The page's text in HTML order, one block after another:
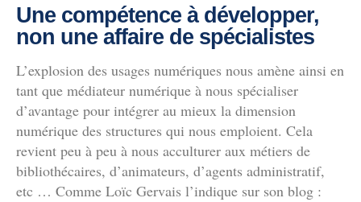
Une compétence à développer,
non une affaire de spécialistes
L’explosion des usages numériques nous amène ainsi en
tant que médiateur numérique à nous spécialiser
d’avantage pour intégrer au mieux la dimension
numérique des structures qui nous emploient. Cela
revient peu à peu à nous acculturer aux métiers de
bibliothécaires, d’animateurs, d’agents administratif,
etc … Comme Loïc Gervais l’indique sur son blog :